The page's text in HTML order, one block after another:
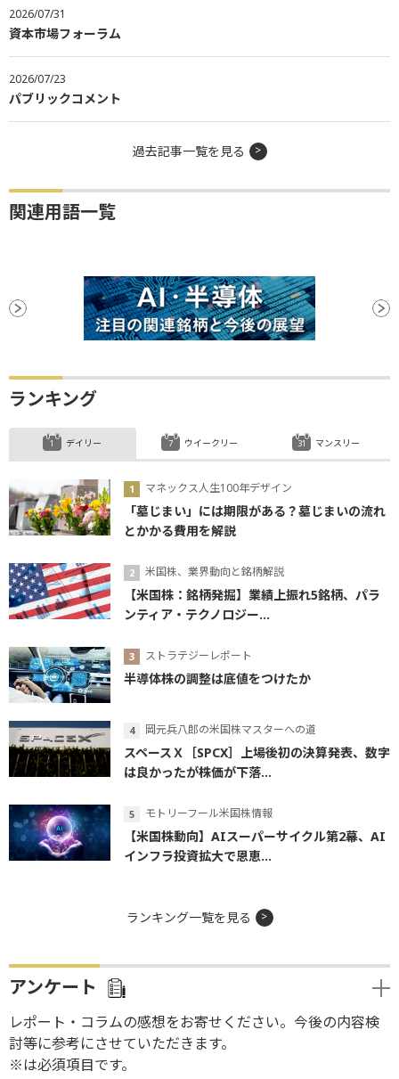
2026/07/31
資本市場フォーラム
2026/07/23
パブリックコメント
過去記事一覧を見る
関連用語一覧
ランキング
デイリー
マネックス人生100年デザイン
「墓じまい」には期限がある？墓じまいの流れ
とかかる費用を解説
米国株、業界動向と銘柄解説
【米国株：銘柄発掘】業績上振れ5銘柄、パラ
ンティア・テクノロジー...
ストラテジーレポート
半導体株の調整は底値をつけたか
岡元兵八郎の米国株マスターへの道
スペースＸ［SPCX］上場後初の決算発表、数字
は良かったが株価が下落...
モトリーフール米国株情報
【米国株動向】AIスーパーサイクル第2幕、AI
インフラ投資拡大で恩恵...
ウイークリー マンスリー
ランキング一覧を見る
アンケート
レポート・コラムの感想をお寄せください。今後の内容検
討等に参考にさせていただきます。
※は必須項目です。